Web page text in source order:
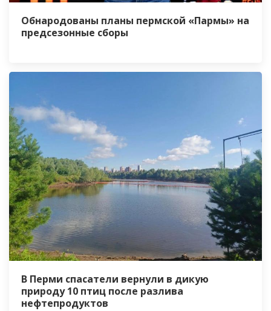
Обнародованы планы пермской «Пармы» на
предсезонные сборы
В Перми спасатели вернули в дикую
природу 10 птиц после разлива
нефтепродуктов